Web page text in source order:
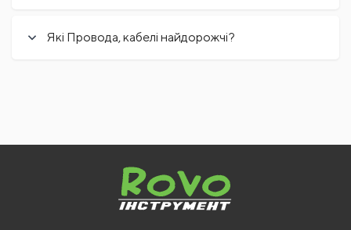
Які Провода, кабелі найдорожчі?